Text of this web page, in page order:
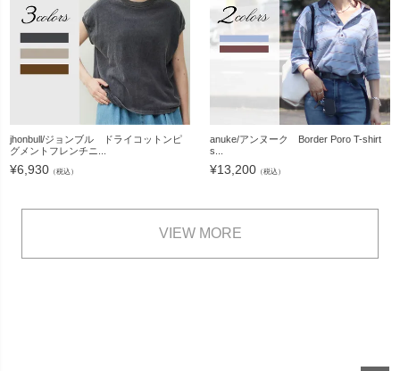
jhonbull/ジョンブル ドライコットンピ
グメントフレンチニ...
¥6,930 （税込）
anuke/アンヌーク Border Poro T-shirt
s...
¥13,200 （税込）
VIEW MORE